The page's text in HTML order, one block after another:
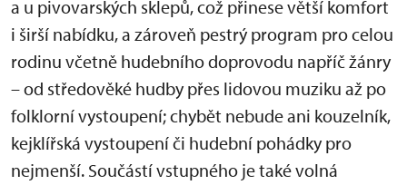
a u pivovarských sklepů, což přinese větší komfort
i širší nabídku, a zároveň pestrý program pro celou
rodinu včetně hudebního doprovodu napříč žánry
– od středověké hudby přes lidovou muziku až po
folklorní vystoupení; chybět nebude ani kouzelník,
kejklířská vystoupení či hudební pohádky pro
nejmenší. Součástí vstupného je také volná